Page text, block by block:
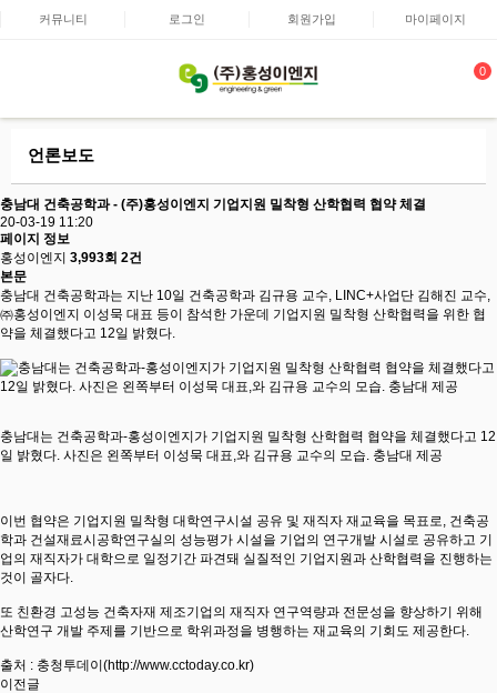
커뮤니티 로그인 회원가입 마이페이지
0
언론보도
충남대 건축공학과 - (주)홍성이엔지 기업지원 밀착형 산학협력 협약 체결
20-03-19 11:20
페이지 정보
홍성이엔지 3,993회 2건
본문
충남대 건축공학과는 지난 10일 건축공학과 김규용 교수, LINC+사업단 김해진 교수,
㈜홍성이엔지 이성묵 대표 등이 참석한 가운데 기업지원 밀착형 산학협력을 위한 협
약을 체결했다고 12일 밝혔다.
충남대는 건축공학과-홍성이엔지가 기업지원 밀착형 산학협력 협약을 체결했다고 12
일 밝혔다. 사진은 왼쪽부터 이성묵 대표,와 김규용 교수의 모습. 충남대 제공
이번 협약은 기업지원 밀착형 대학연구시설 공유 및 재직자 재교육을 목표로, 건축공
학과 건설재료시공학연구실의 성능평가 시설을 기업의 연구개발 시설로 공유하고 기
업의 재직자가 대학으로 일정기간 파견돼 실질적인 기업지원과 산학협력을 진행하는
것이 골자다.
또 친환경 고성능 건축자재 제조기업의 재직자 연구역량과 전문성을 향상하기 위해
산학연구 개발 주제를 기반으로 학위과정을 병행하는 재교육의 기회도 제공한다.
출처 : 충청투데이(http://www.cctoday.co.kr)
이전글